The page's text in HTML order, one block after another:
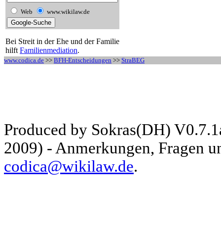
Web www.wikilaw.de
Bei Streit in der Ehe und der Familie
hilft Familienmediation.
www.codica.de >> BFH-Entscheidungen >> StraBEG
Produced by Sokras(DH)
2009) - Anmerkungen, Fragen
codica@wikilaw.de.